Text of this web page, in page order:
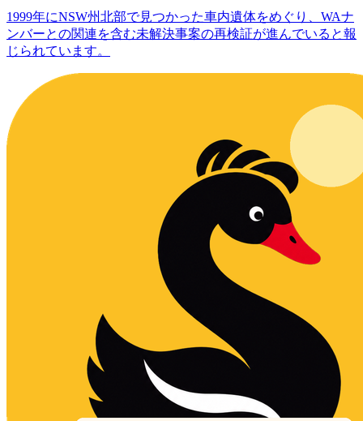
1999年にNSW州北部で見つかった車内遺体をめぐり、WAナ
ンバーとの関連を含む未解決事案の再検証が進んでいると報
じられています。